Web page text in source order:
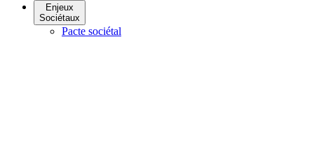
Enjeux
Sociétaux
Pacte sociétal